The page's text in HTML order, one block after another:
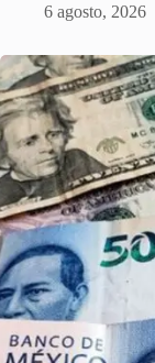
6 agosto, 2026